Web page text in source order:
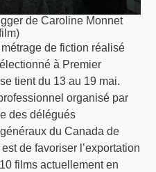
de Caroline Monnet
de fiction réalisé
à Premier
tient du 13 au 19 mai.
organisé par
des délégués
du Canada de
de favoriser l’exportation
films actuellement en